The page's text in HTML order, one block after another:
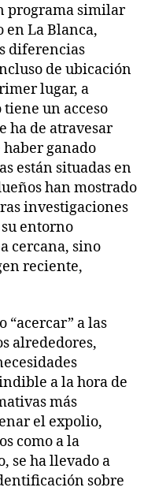
programa similar
en La Blanca,
diferencias
de ubicación
lugar, a
un acceso
ha de atravesar
ganado
están situadas en
han mostrado
investigaciones
entorno
cercana, sino
reciente,
“acercar” a las
alrededores,
a la hora de
más
el expolio,
como a la
se ha llevado a
sobre